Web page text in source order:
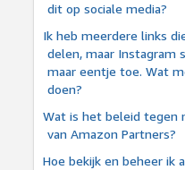
dit op sociale media?
Ik heb meerdere links
delen, maar Instagram
maar eentje toe. Wat
doen?
Wat is het beleid tegen
van Amazon Partners?
Hoe bekijk en beheer ik